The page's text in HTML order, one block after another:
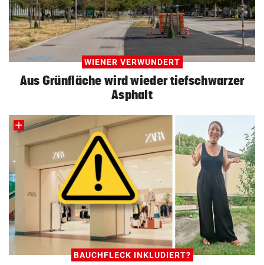
WIENER VERWUNDERT
Aus Grünfläche wird wieder tiefschwarzer
Asphalt
BAUCHFLECK INKLUDIERT?